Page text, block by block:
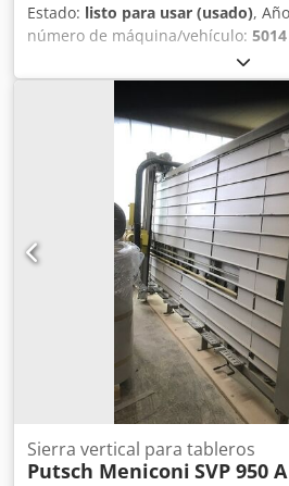
Estado: listo para usar (usado),
número de máquina/vehículo:
, altura de
diámetro de la hoja de sierra:250
, profundidad de corte:55 mm,
¡venta garantizada al mejor postor!
Altura máxima de corte vertical:
de corte horizontal: 1.550 mm
corte: 55 mm Diámetro máximo de
mm Diámetro del orificio del eje de
mm DETALLES DE LA MÁQUINA
Rjfx Ab Toa Consumo de corriente:
Potencia: 3,0 kW Dimensiones y
ancho x alto): 4.200 x 1.200 x 2.450
Paquetes de transporte: 1
Sierra vertical para tableros
Putsch Meniconi SVP 950 A